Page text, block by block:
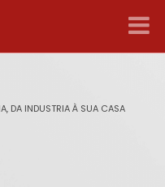
DA INDUSTRIA À SUA CASA